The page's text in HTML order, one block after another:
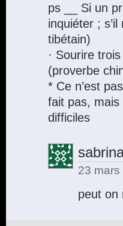
ps __ Si un
inquiéter ;
tibétain)
· Sourire
(proverbe
* Ce n’est
fait pas, mais
difficiles
23
peut on